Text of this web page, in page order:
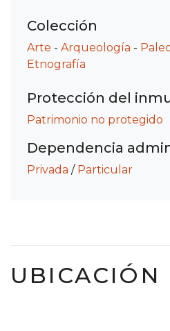
Colección
Arte - Arqueología -
Etnografía
Protección del
Patrimonio no protegido
Dependencia
Privada / Particular
UBICACIÓN